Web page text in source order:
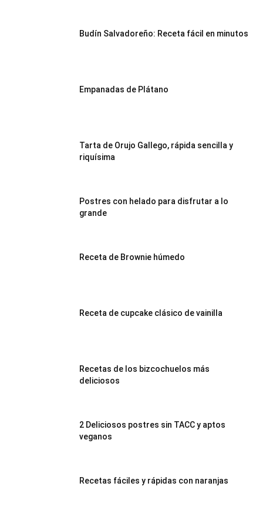
Budín Salvadoreño: Receta fácil en minutos
Empanadas de Plátano
Tarta de Orujo Gallego, rápida sencilla y
riquísima
Postres con helado para disfrutar a lo
grande
Receta de Brownie húmedo
Receta de cupcake clásico de vainilla
Recetas de los bizcochuelos más
deliciosos
2 Deliciosos postres sin TACC y aptos
veganos
Recetas fáciles y rápidas con naranjas